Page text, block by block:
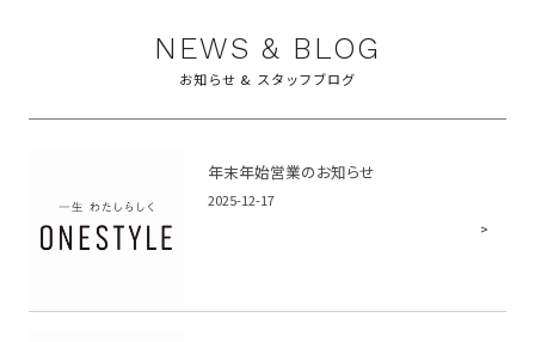
NEWS & BLOG
お知らせ & スタッフブログ
年末年始営業のお知らせ
2025-12-17